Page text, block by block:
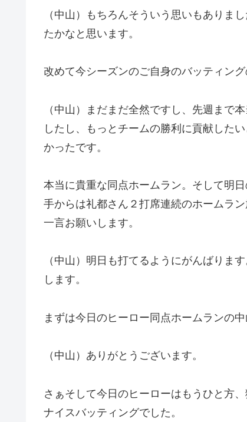
（中山）もちろんそういう思いもありま
たかなと思います。
改めて今シーズンのご自身のバッティン
（中山）まだまだ全然ですし、先週まで
したし、もっとチームの勝利に貢献した
かったです。
本当に貴重な同点ホームラン。そして明
手からは礼都さん２打席連続のホームラ
一言お願いします。
（中山）明日も打てるようにがんばりま
します。
まずは今日のヒーロー同点ホームランの中
（中山）ありがとうございます。
さぁそして今日のヒーローはもうひと方
ナイスバッティングでした。